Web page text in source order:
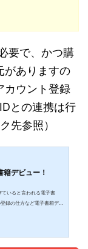
要で、かつ購
がありますの
カウント登録
との連携は行
先参照）
デビュー！
ていると言われる電子書
録の仕方など電子書籍デビ